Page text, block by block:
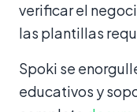
verificar el
las plantillas
Spoki se
educativos y